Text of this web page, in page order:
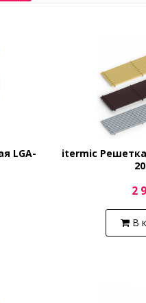
LGA-
itermic
2
В